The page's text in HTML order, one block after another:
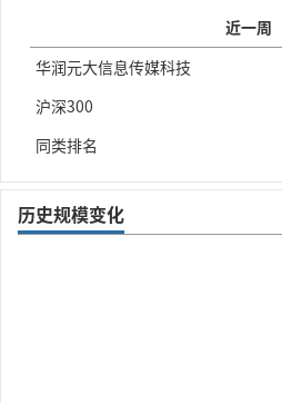
近一周
华润元大信息传媒科技
沪深300
同类排名
历史规模变化